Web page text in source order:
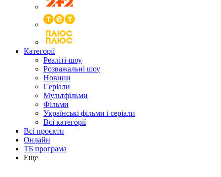
Категорії
Реаліті-шоу
Розважальні шоу
Новини
Серіали
Мультфільми
Фільми
Українські фільми і серіали
Всі категорії
Всі проєкти
Онлайн
ТБ програма
Еще